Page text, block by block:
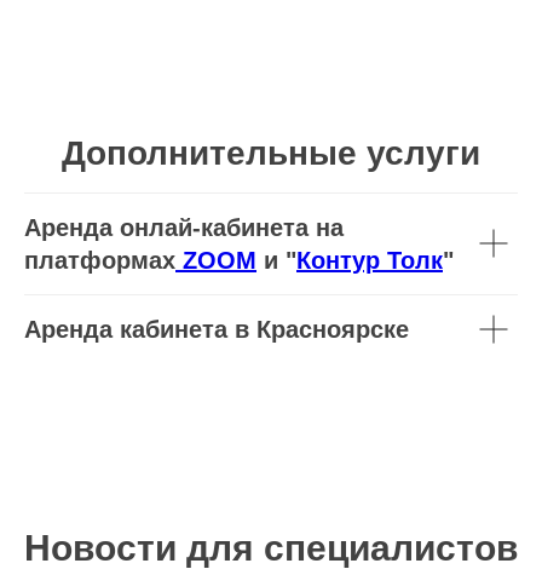
Дополнительные услуги
Аренда онлай-кабинета на
платформах ZOOM и "Контур Толк"
Аренда кабинета в Красноярске
Новости для специалистов